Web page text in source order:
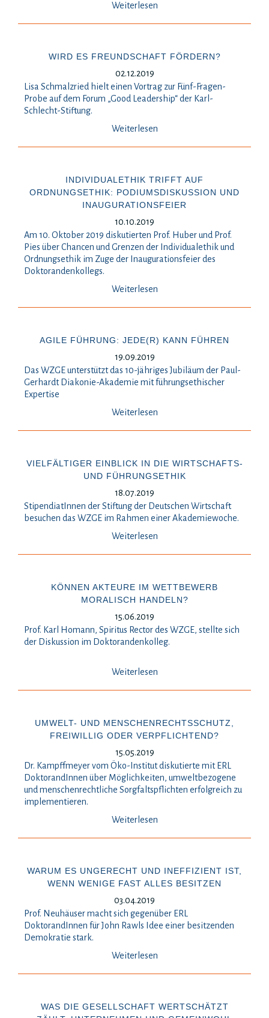
Weiterlesen
WIRD ES FREUNDSCHAFT FÖRDERN?
02.12.2019
Lisa Schmalzried hielt einen Vortrag zur Fünf-Fragen-
Probe auf dem Forum „Good Leadership“ der Karl-
Schlecht-Stiftung.
Weiterlesen
INDIVIDUALETHIK TRIFFT AUF
ORDNUNGSETHIK: PODIUMSDISKUSSION UND
INAUGURATIONSFEIER
10.10.2019
Am 10. Oktober 2019 diskutierten Prof. Huber und Prof.
Pies über Chancen und Grenzen der Individualethik und
Ordnungsethik im Zuge der Inaugurationsfeier des
Doktorandenkollegs.
Weiterlesen
AGILE FÜHRUNG: JEDE(R) KANN FÜHREN
19.09.2019
Das WZGE unterstützt das 10-jähriges Jubiläum der Paul-
Gerhardt Diakonie-Akademie mit führungsethischer
Expertise
Weiterlesen
VIELFÄLTIGER EINBLICK IN DIE WIRTSCHAFTS-
UND FÜHRUNGSETHIK
18.07.2019
StipendiatInnen der Stiftung der Deutschen Wirtschaft
besuchen das WZGE im Rahmen einer Akademiewoche.
Weiterlesen
KÖNNEN AKTEURE IM WETTBEWERB
MORALISCH HANDELN?
15.06.2019
Prof. Karl Homann, Spiritus Rector des WZGE, stellte sich
der Diskussion im Doktorandenkolleg.
Weiterlesen
UMWELT- UND MENSCHENRECHTSSCHUTZ,
FREIWILLIG ODER VERPFLICHTEND?
15.05.2019
Dr. Kampffmeyer vom Öko-Institut diskutierte mit ERL
DoktorandInnen über Möglichkeiten, umweltbezogene
und menschenrechtliche Sorgfaltspflichten erfolgreich zu
implementieren.
Weiterlesen
WARUM ES UNGERECHT UND INEFFIZIENT IST,
WENN WENIGE FAST ALLES BESITZEN
03.04.2019
Prof. Neuhäuser macht sich gegenüber ERL
DoktorandInnen für John Rawls Idee einer besitzenden
Demokratie stark.
Weiterlesen
WAS DIE GESELLSCHAFT WERTSCHÄTZT